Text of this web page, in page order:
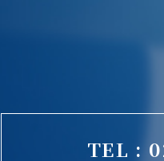
TEL :